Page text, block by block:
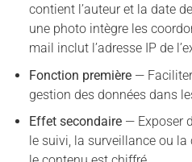
contient l’auteur et la date
une photo intègre les
mail inclut l’adresse IP de
Fonction première— Faciliter
gestion des données dans
Effet secondaire— Exposer
le suivi, la surveillance ou